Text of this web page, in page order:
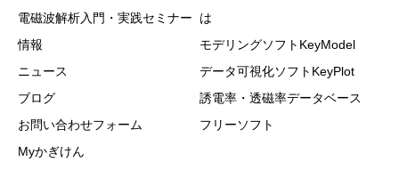
電磁波解析入門・実践セミナー
情報
ニュース
ブログ
お問い合わせフォーム
Myかぎけん
は
モデリングソフトKeyModel
データ可視化ソフトKeyPlot
誘電率・透磁率データベース
フリーソフト